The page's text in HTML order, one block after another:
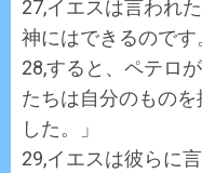
27,イエスは言われ
神にはできるのです
28,すると、ペテロ
たちは自分のもの
した。」
29,イエスは彼らに